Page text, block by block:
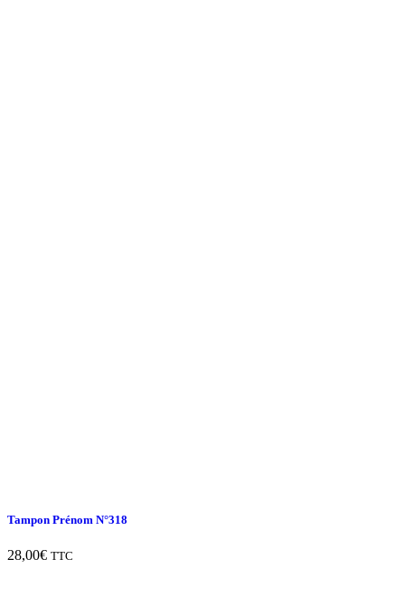
Tampon Prénom N°318
28,00€ TTC